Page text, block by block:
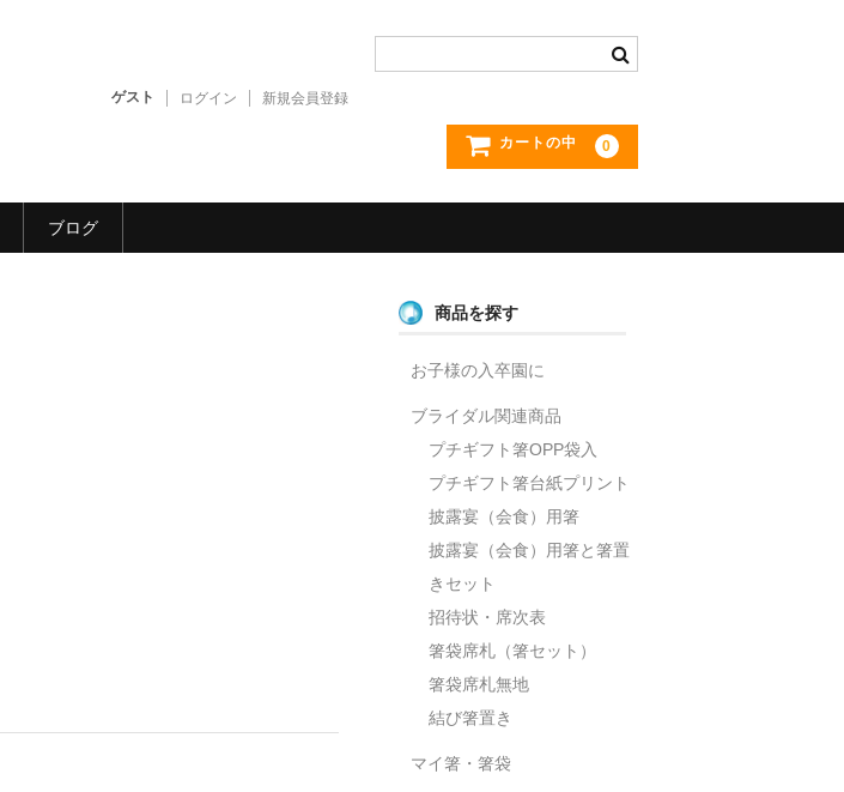
ゲスト ログイン 新規会員登録
カートの中 0
ブログ
商品を探す
お子様の入卒園に
ブライダル関連商品
プチギフト箸OPP袋入
プチギフト箸台紙プリント
披露宴（会食）用箸
披露宴（会食）用箸と箸置
きセット
招待状・席次表
箸袋席札（箸セット）
箸袋席札無地
結び箸置き
マイ箸・箸袋